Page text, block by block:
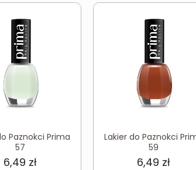
Paznokci Prima
57
6,49 zł
Lakier do Paznokci
59
6,49 zł